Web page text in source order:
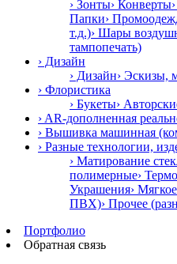
› Зонты› Конверты
Папки›
т.д.)› Шары
тампопечать)
› Дизайн
› Дизайн› Эскизы,
› Флористика
› Букеты›
› AR-дополненная
› Вышивка машинная
› Разные технологии,
› Матирование
полимерные›
Украшения›
ПВХ)› Прочее
Портфолио
Обратная связь